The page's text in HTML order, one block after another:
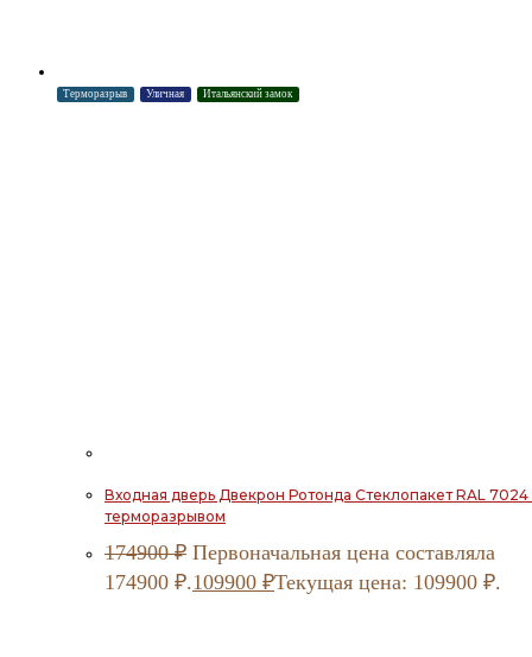
Терморазрыв Уличная Итальянский замок
Входная дверь Двекрон Ротонда Стеклопакет RAL 7024
терморазрывом
174900₽ Первоначальная цена составляла
174900 ₽.109900 ₽Текущая цена: 109900 ₽.